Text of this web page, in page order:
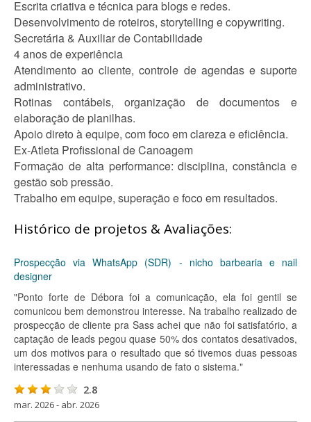
Escrita criativa e técnica para blogs e redes.
Desenvolvimento de roteiros, storytelling e copywriting.
Secretária & Auxiliar de Contabilidade
4 anos de experiência
Atendimento ao cliente, controle de agendas e suporte
administrativo.
Rotinas contábeis, organização de documentos e
elaboração de planilhas.
Apoio direto à equipe, com foco em clareza e eficiência.
Ex-Atleta Profissional de Canoagem
Formação de alta performance: disciplina, constância e
gestão sob pressão.
Trabalho em equipe, superação e foco em resultados.
Histórico de projetos & Avaliações:
Prospecção via WhatsApp (SDR) - nicho barbearia e nail
designer
"Ponto forte de Débora foi a comunicação, ela foi gentil se
comunicou bem demonstrou interesse. Na trabalho realizado de
prospecção de cliente pra Sass achei que não foi satisfatório, a
captação de leads pegou quase 50% dos contatos desativados,
um dos motivos para o resultado que só tivemos duas pessoas
interessadas e nenhuma usando de fato o sistema."
2.8
mar. 2026 - abr. 2026